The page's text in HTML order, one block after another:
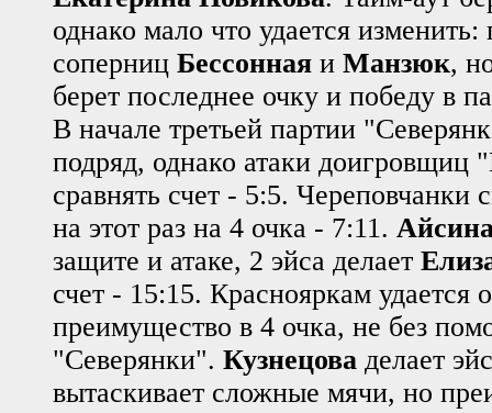
однако мало что удается
соперниц Бессонная и Манзюк,
берет последнее очку и победу в
В начале третьей партии
подряд, однако атаки доигровщиц
сравнять счет - 5:5. Череповчанки
на этот раз на 4 очка - 7:11.
защите и атаке, 2 эйса делает
счет - 15:15. Краснояркам удается
преимущество в 4 очка, не без
"Северянки". Кузнецова делает
вытаскивает сложные мячи, но